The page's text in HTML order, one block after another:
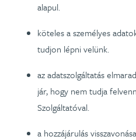
alapul.
köteles a személyes
tudjon lépni velünk.
az adatszolgáltatás
jár, hogy nem tudja
Szolgáltatóval.
a hozzájárulás